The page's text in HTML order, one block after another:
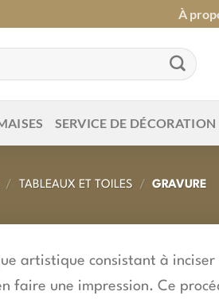
À
SERVICE DE DÉCORATION
/ TABLEAUX ET TOILES / GRAVURE
artistique consistant à
faire une impression. Ce